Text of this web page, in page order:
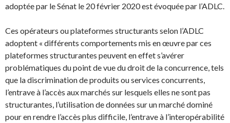
adoptée par le Sénat le 20 février 2020 est évoquée par l’ADLC.
Ces opérateurs ou plateformes structurants selon l’ADLC
adoptent « différents comportements mis en œuvre par ces
plateformes structurantes peuvent en effet s’avérer
problématiques du point de vue du droit de la concurrence, tels
que la discrimination de produits ou services concurrents,
l’entrave à l’accès aux marchés sur lesquels elles ne sont pas
structurantes, l’utilisation de données sur un marché dominé
pour en rendre l’accès plus difficile, l’entrave à l’interopérabilité